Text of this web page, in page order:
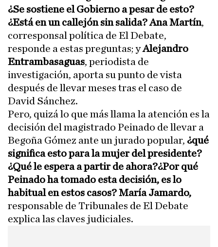
¿Se sostiene el Gobierno a pesar de esto?
¿Está en un callejón sin salida? Ana Martín,
corresponsal política de El Debate,
responde a estas preguntas; yAlejandro
Entrambasaguas, periodista de
investigación, aporta su punto de vista
después de llevar meses tras el caso de
David Sánchez.
Pero, quizá lo que más llama la atención es la
decisión del magistrado Peinado de llevar a
Begoña Gómez ante un jurado popular, ¿qué
significa esto para la mujer del presidente?
¿Qué le espera a partir de ahora?¿Por qué
Peinado ha tomado esta decisión, es lo
habitual en estos casos? María Jamardo,
responsable de Tribunales de El Debate
explica las claves judiciales.